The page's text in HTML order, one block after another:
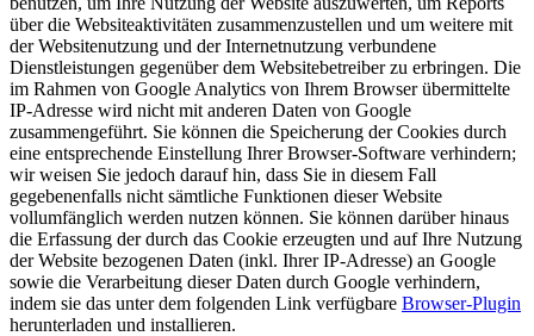
über die Websiteaktivitäten zusammenzustellen und um weitere mit
der Websitenutzung und der Internetnutzung verbundene
Dienstleistungen gegenüber dem Websitebetreiber zu erbringen. Die
im Rahmen von Google Analytics von Ihrem Browser übermittelte
IP-Adresse wird nicht mit anderen Daten von Google
zusammengeführt. Sie können die Speicherung der Cookies durch
eine entsprechende Einstellung Ihrer Browser-Software verhindern;
wir weisen Sie jedoch darauf hin, dass Sie in diesem Fall
gegebenenfalls nicht sämtliche Funktionen dieser Website
vollumfänglich werden nutzen können. Sie können darüber hinaus
die Erfassung der durch das Cookie erzeugten und auf Ihre Nutzung
der Website bezogenen Daten (inkl. Ihrer IP-Adresse) an Google
sowie die Verarbeitung dieser Daten durch Google verhindern,
indem sie das unter dem folgenden Link verfügbare Browser-Plugin
herunterladen und installieren.